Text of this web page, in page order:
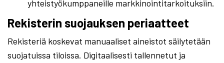
yhteistyökumppaneille markkinointitarkoituksiin.
Rekisterin suojauksen periaatteet
Rekisteriä koskevat manuaaliset aineistot säilytetään
suojatuissa tiloissa. Digitaalisesti tallennetut ja